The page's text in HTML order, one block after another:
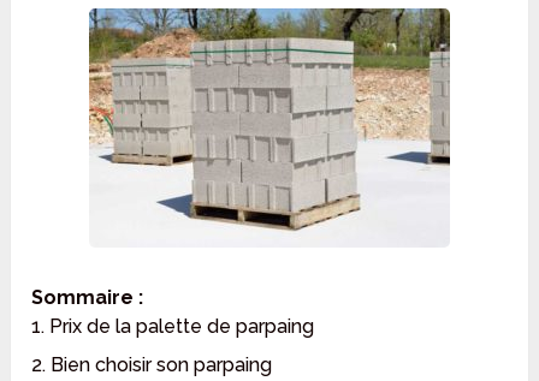
Sommaire :
1. Prix de la palette de parpaing
2. Bien choisir son parpaing